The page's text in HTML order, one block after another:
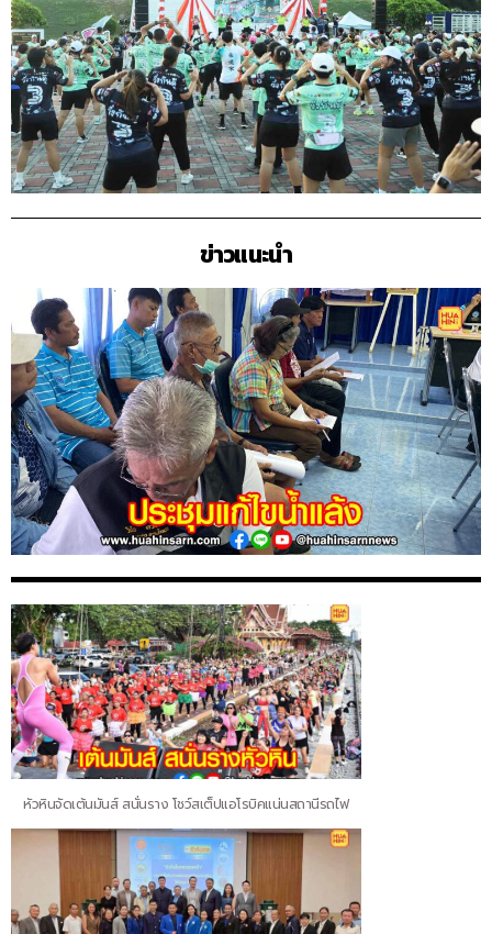
ข่าวแนะนำ
หัวหินจัดเต้นมันส์ สนั่นราง โชว์สเต็ปแอโรบิคแน่นสถานีรถไฟ